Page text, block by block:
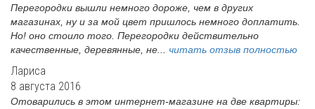
Перегородки вышли немного дороже, чем в других
магазинах, ну и за мой цвет пришлось немного доплатить.
Но! оно стоило того. Перегородки действительно
качественные, деревянные, не... читать отзыв полностью
Лариса
8 августа 2016
Отоварились в этом интернет-магазине на две квартиры: